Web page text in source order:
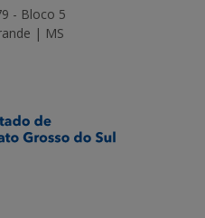
- Bloco 5
| MS